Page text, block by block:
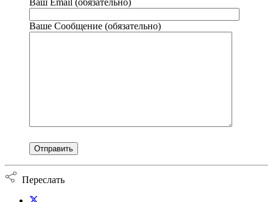
Ваше Сообщение (обязательно)
Переслать